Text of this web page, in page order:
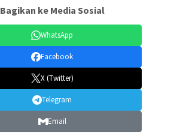
Bagikan ke Media Sosial
WhatsApp
Facebook
X (Twitter)
Telegram
Email